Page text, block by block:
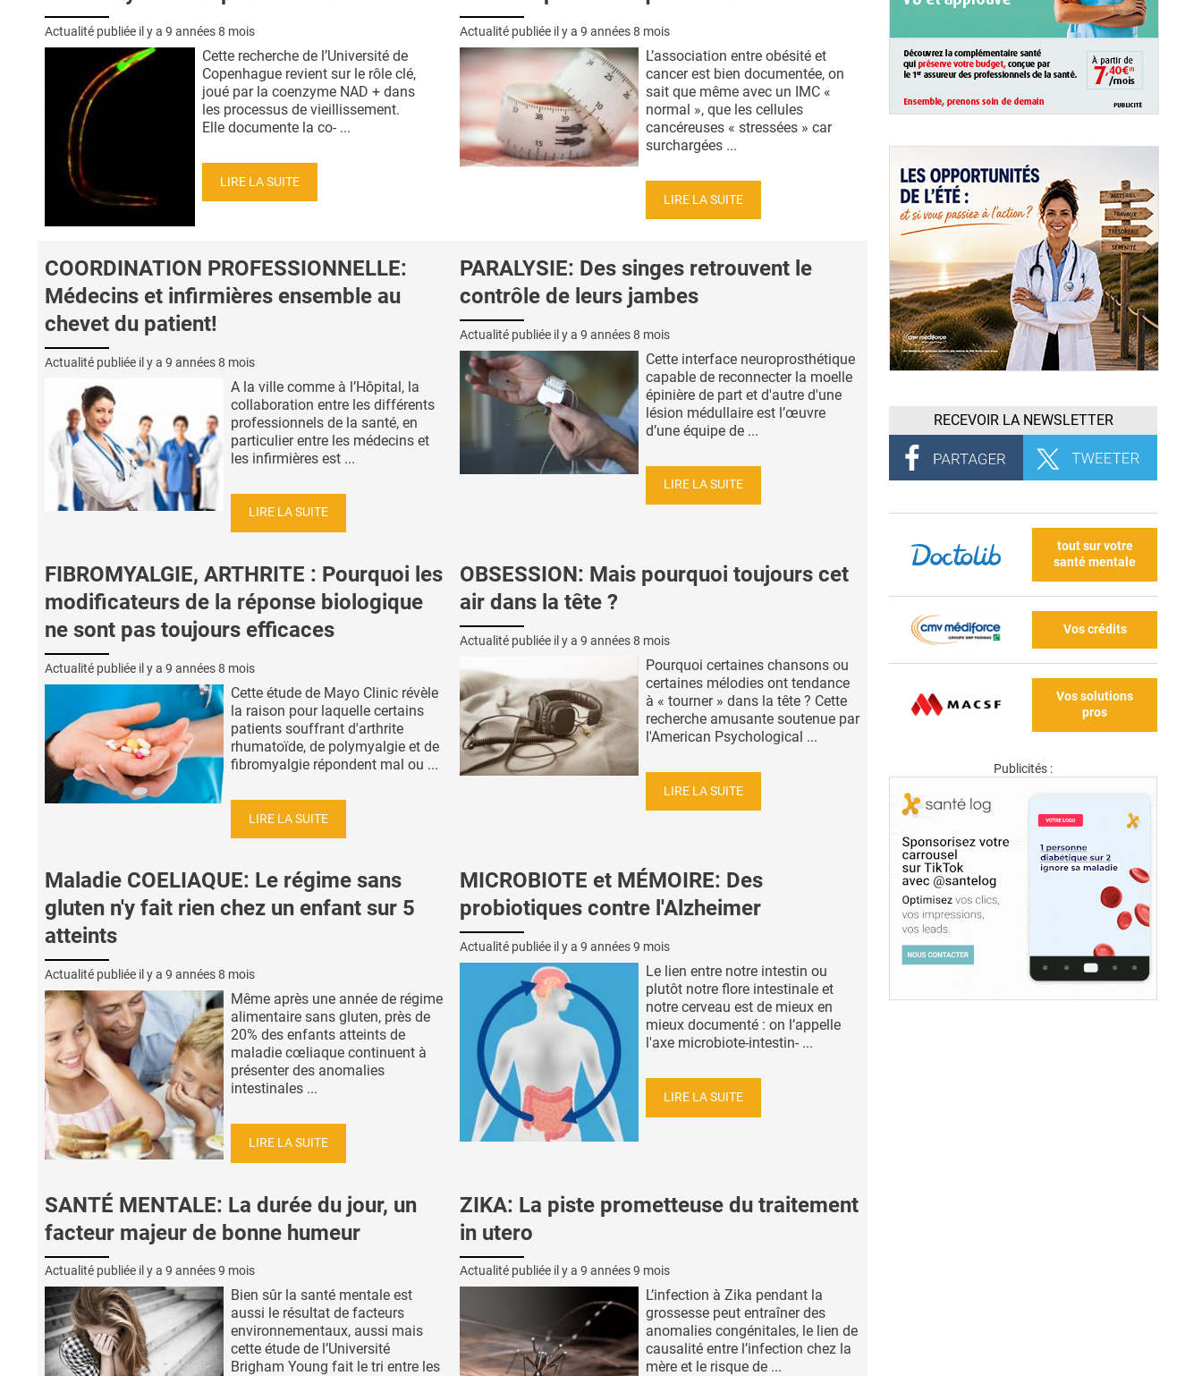
Actualité publiée il y a 9 années 8 mois
Cette recherche de l’Université de
Copenhague revient sur le rôle clé,
joué par la coenzyme NAD + dans
les processus de vieillissement.
Elle documente la co- ...
LIRE LA SUITE
Actualité publiée il y a 9 années 8 mois
L’association entre obésité et
cancer est bien documentée, on
sait que même avec un IMC «
normal », que les cellules
cancéreuses « stressées » car
surchargées ...
LIRE LA SUITE
COORDINATION PROFESSIONNELLE:
Médecins et infirmières ensemble au
chevet du patient!
Actualité publiée il y a 9 années 8 mois
A la ville comme à l’Hôpital, la
collaboration entre les différents
professionnels de la santé, en
particulier entre les médecins et
les infirmières est ...
LIRE LA SUITE
PARALYSIE: Des singes retrouvent le
contrôle de leurs jambes
Actualité publiée il y a 9 années 8 mois
Cette interface neuroprosthétique
capable de reconnecter la moelle
épinière de part et d'autre d'une
lésion médullaire est l’œuvre
d’une équipe de ...
LIRE LA SUITE
FIBROMYALGIE, ARTHRITE : Pourquoi les
modificateurs de la réponse biologique
ne sont pas toujours efficaces
Actualité publiée il y a 9 années 8 mois
Cette étude de Mayo Clinic révèle
la raison pour laquelle certains
patients souffrant d'arthrite
rhumatoïde, de polymyalgie et de
fibromyalgie répondent mal ou ...
LIRE LA SUITE
OBSESSION: Mais pourquoi toujours cet
air dans la tête ?
Actualité publiée il y a 9 années 8 mois
Pourquoi certaines chansons ou
certaines mélodies ont tendance
à « tourner » dans la tête ? Cette
recherche amusante soutenue par
l'American Psychological ...
LIRE LA SUITE
Maladie COELIAQUE: Le régime sans
gluten n'y fait rien chez un enfant sur 5
atteints
Actualité publiée il y a 9 années 8 mois
Même après une année de régime
alimentaire sans gluten, près de
20% des enfants atteints de
maladie cœliaque continuent à
présenter des anomalies
intestinales ...
LIRE LA SUITE
MICROBIOTE et MÉMOIRE: Des
probiotiques contre l'Alzheimer
Actualité publiée il y a 9 années 9 mois
Le lien entre notre intestin ou
plutôt notre flore intestinale et
notre cerveau est de mieux en
mieux documenté : on l’appelle
l'axe microbiote-intestin- ...
LIRE LA SUITE
SANTÉ MENTALE: La durée du jour, un
facteur majeur de bonne humeur
Actualité publiée il y a 9 années 9 mois
Bien sûr la santé mentale est
aussi le résultat de facteurs
environnementaux, aussi mais
cette étude de l’Université
Brigham Young fait le tri entre les
ZIKA: La piste prometteuse du traitement
in utero
Actualité publiée il y a 9 années 9 mois
L’infection à Zika pendant la
grossesse peut entraîner des
anomalies congénitales, le lien de
causalité entre l’infection chez la
mère et le risque de ...
RECEVOIR LA NEWSLETTER
tout sur votre
santé mentale
Vos crédits
Vos solutions
pros
Publicités :